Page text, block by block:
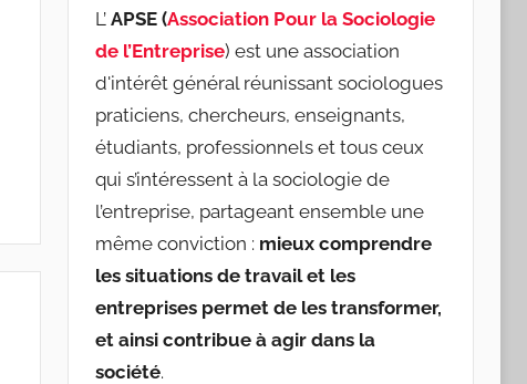
L’ APSE (Association Pour la Sociologie
de l’Entreprise) est une association
d'intérêt général réunissant sociologues
praticiens, chercheurs, enseignants,
étudiants, professionnels et tous ceux
qui s’intéressent à la sociologie de
l’entreprise, partageant ensemble une
même conviction : mieux comprendre
les situations de travail et les
entreprises permet de les transformer,
et ainsi contribue à agir dans la
société.